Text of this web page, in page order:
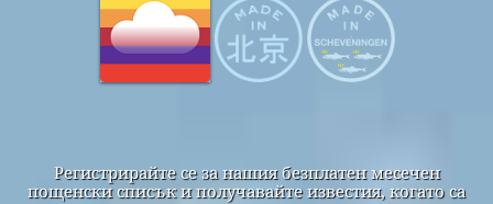
Регистрирайте се за нашия безплатен месечен
пощенски списък и получавайте известия, когато са